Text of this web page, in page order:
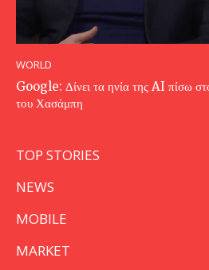
WORLD
Google: Δίνει τα ηνία της AI πίσω
του Χασάμπη
TOP STORIES
NEWS
MOBILE
MARKET